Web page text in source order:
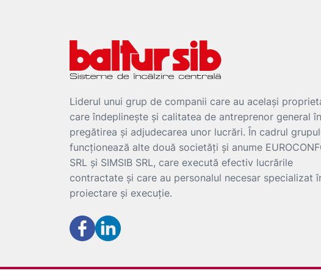
Liderul unui grup de companii care au același
care îndeplinește și calitatea de antreprenor general în
pregătirea și adjudecarea unor lucrări. În cadrul
funcționează alte două societăți și anume
SRL și SIMSIB SRL, care execută efectiv lucrările
contractate și care au personalul necesar specializat
proiectare și execuție.